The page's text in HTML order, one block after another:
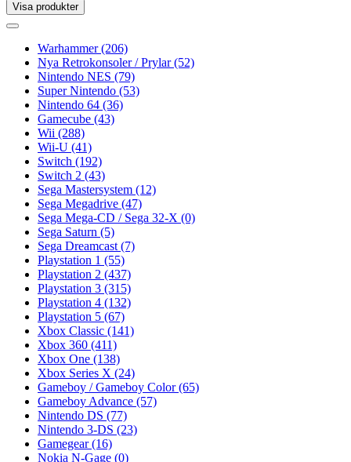
Visa produkter
Toggle
Toggle
navigationWarhammer(206)
Nya Retrokonsoler / Prylar(52)
Nintendo NES (79)
Super Nintendo (53)
Nintendo 64 (36)
Gamecube (43)
Wii (288)
Wii-U (41)
Switch (192)
Switch 2 (43)
Sega Mastersystem (12)
Sega Megadrive (47)
Sega Mega-CD / Sega 32-X (0)
Sega Saturn (5)
Sega Dreamcast (7)
Playstation 1 (55)
Playstation 2 (437)
Playstation 3 (315)
Playstation 4 (132)
Playstation 5 (67)
Xbox Classic (141)
Xbox 360 (411)
Xbox One (138)
Xbox Series X (24)
Gameboy / Gameboy Color(65)
Gameboy Advance (57)
Nintendo DS (77)
Nintendo 3-DS (23)
Gamegear(16)
Nokia N-Gage (0)